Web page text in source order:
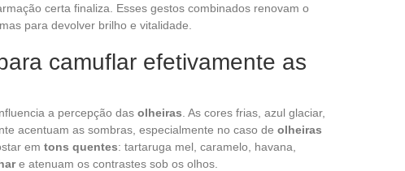
certa finaliza. Esses gestos combinados renovam o
para devolver brilho e vitalidade.
camuflar efetivamente as
a percepção das olheiras . As cores frias, azul glaciar,
acentuam as sombras, especialmente no caso de olheiras
em tons quentes: tartaruga mel, caramelo, havana,
e atenuam os contrastes sob os olhos.